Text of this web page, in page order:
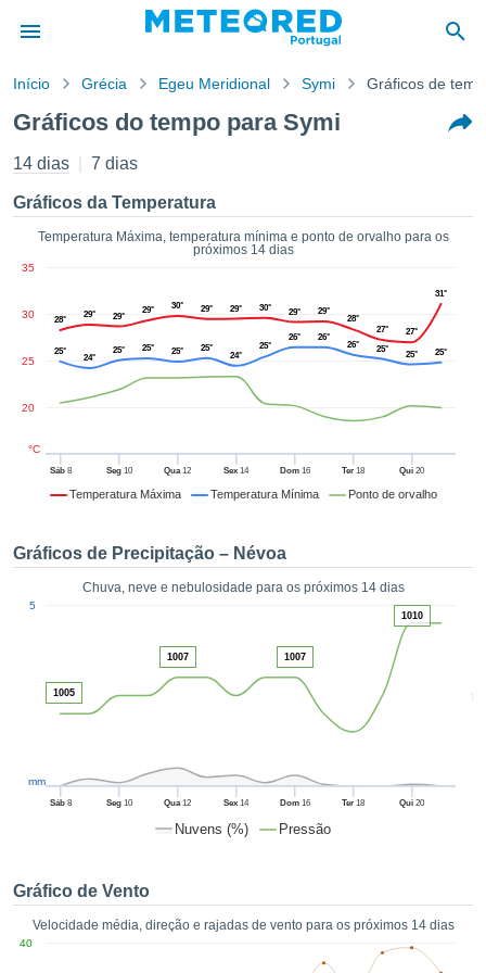
da
foi
por
para
que as
das
forma
digital
sem
custo.
a
o
no
como
CONFIGURAÇÕES
Início Grécia Egeu Meridional Symi Gráficos de
Gráficos do tempo para Symi
14 dias 7 dias
Gráficos da Temperatura
Temperatura Máxima, temperatura mínima e ponto de orvalho para os
próximos 14 dias
Temperatura Máxima Temperatura Mínima Ponto de orvalho
Sáb8 Seg10 Qua12 Sex 14 Dom16 Ter 18 Qui 20
20
25
30
35
°C
28°
29° 29°
29° 30° 29° 29° 30° 29° 29°
28°
27°
27°
31°
25°
24°
25° 25° 25° 25°
24°
25°
26° 26°
26° 25°
25° 25°
Gráficos de Precipitação – Névoa
Chuva, neve e nebulosidade para os próximos 14 dias
Nuvens (%) Pressão
50
Sáb8 Seg10 Qua12 Sex 14 Dom16 Ter 18 Qui 20
5
mm
1005
1007 1007
1010
Gráfico de Vento
Velocidade média, direção e rajadas de vento para os próximos 14 dias
40